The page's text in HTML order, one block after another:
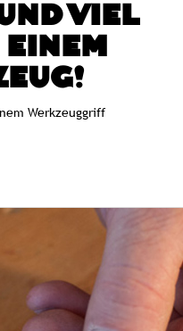
VIEL
Werkzeuggriff